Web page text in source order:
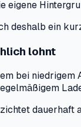
eigene
deshalb ein
lohnt
bei
dauerhaft